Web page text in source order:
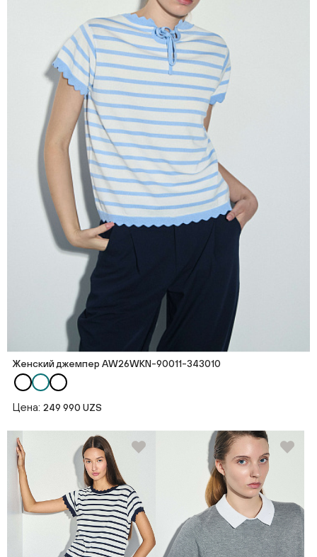
Женский джемпер AW26WKN-90011-343010
Цена: 249 990 UZS